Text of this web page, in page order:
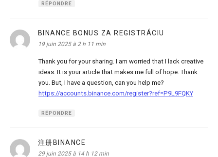
RÉPONDRE
BINANCE BONUS ZA REGISTRÁCIU
19 juin 2025 à 2 h 11 min
Thank you for your sharing. I am worried that I lack creative
ideas. It is your article that makes me full of hope. Thank
you. But, I have a question, can you help me?
https://accounts.binance.com/register?ref=P9L9FQKY
RÉPONDRE
注册BINANCE
29 juin 2025 à 14 h 12 min